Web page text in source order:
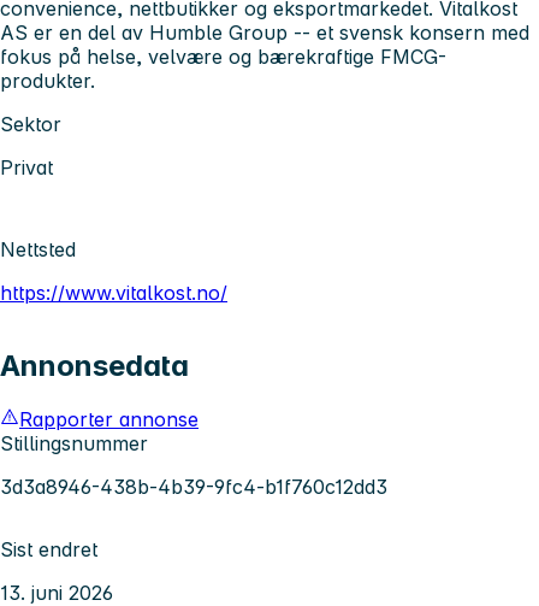
convenience, nettbutikker og eksportmarkedet. Vitalkost
AS er en del av Humble Group -- et svensk konsern med
fokus på helse, velvære og bærekraftige FMCG-
produkter.
Sektor
Privat
Nettsted
https://www.vitalkost.no/
Annonsedata
Rapporter annonse
Stillingsnummer
3d3a8946-438b-4b39-9fc4-b1f760c12dd3
Sist endret
13. juni 2026